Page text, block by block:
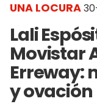
UNA LOCURA
Lali
Movistar
Erreway:
y ovación